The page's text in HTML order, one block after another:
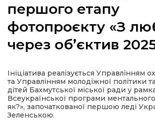
політика
місія
першого етапу
фотопроєкту «З
через об’єктив
Ініціатива реалізується Управлінням
та Управлінням молодіжної політики
дітей Бахмутської міської ради у
Всеукраїнської програми
як?», започаткованої першою леді
Зеленською.